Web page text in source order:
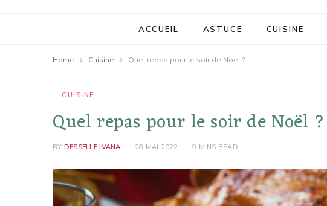
ACCUEIL ASTUCE CUISINE
Home Cuisine Quel repas pour le soir de Noël ?
CUISINE
Quel repas pour le soir de Noël ?
BY DESSELLE IVANA 28 MAI 2022 9 MINS READ